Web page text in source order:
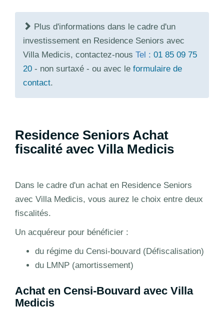
Plus d'informations dans le cadre d'un
investissement en Residence Seniors avec
Villa Medicis, contactez-nous Tel : 01 85 09 75
20 - non surtaxé - ou avec le formulaire de
contact.
Residence Seniors Achat
fiscalité avec Villa Medicis
Dans le cadre d'un achat en Residence Seniors
avec Villa Medicis, vous aurez le choix entre deux
fiscalités.
Un acquéreur pour bénéficier :
du régime du Censi-bouvard (Défiscalisation)
du LMNP (amortissement)
Achat en Censi-Bouvard avec Villa
Medicis